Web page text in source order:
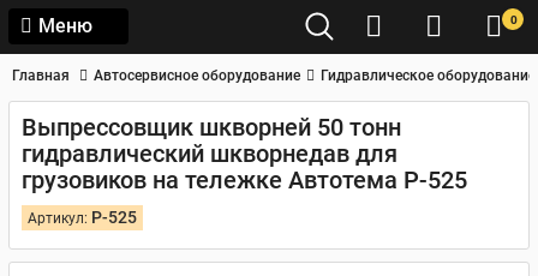
Меню 0
Главная Автосервисное оборудование Гидравлическое оборудование
Выпрессовщик шкворней 50 тонн
гидравлический шкворнедав для
грузовиков на тележке Автотема Р-525
Артикул: Р-525